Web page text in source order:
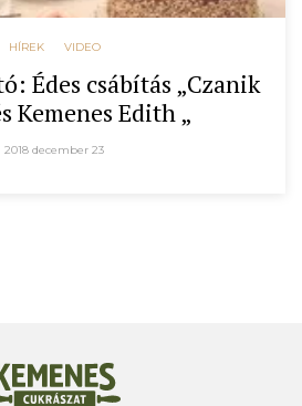
HÍREK VIDEO
Édes csábítás „Czanik
Kemenes Edith „
2018 december 23